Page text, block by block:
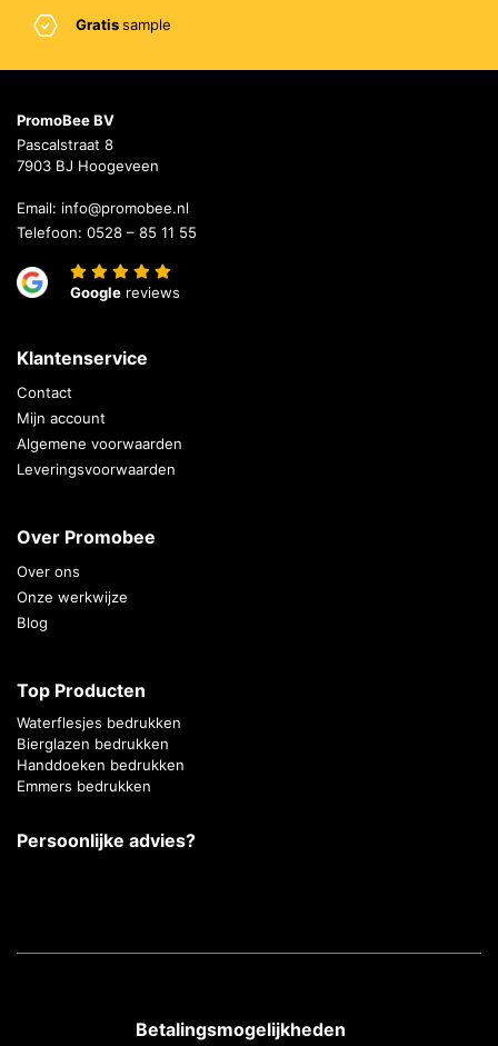
Gratissample
PromoBee BV
Pascalstraat 8
7903 BJ Hoogeveen
Email: info@promobee.nl
Telefoon: 0528 – 85 11 55
Google reviews
Klantenservice
Contact
Mijn account
Algemene voorwaarden
Leveringsvoorwaarden
Over Promobee
Over ons
Onze werkwijze
Blog
Top Producten
Waterflesjes bedrukken
Bierglazen bedrukken
Handdoeken bedrukken
Emmers bedrukken
Persoonlijke advies?
Betalingsmogelijkheden